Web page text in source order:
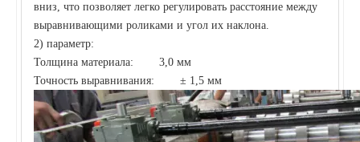
вниз, что позволяет легко регулировать расстояние между
выравнивающими роликами и угол их наклона.
2) параметр:
Толщина материала: 3,0 мм
Точность выравнивания: ± 1,5 мм